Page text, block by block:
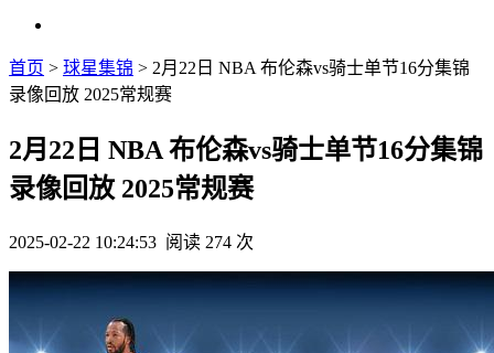
首页 > 球星集锦 > 2月22日 NBA 布伦森vs骑士单节16分集锦
录像回放 2025常规赛
2月22日 NBA 布伦森vs骑士单节16分集锦
录像回放 2025常规赛
2025-02-22 10:24:53 阅读 274 次